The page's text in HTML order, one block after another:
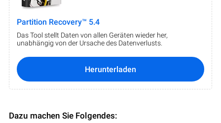
Partition Recovery™ 5.4
Das Tool stellt Daten von allen Geräten wieder her,
unabhängig von der Ursache des Datenverlusts.
Herunterladen
Dazu machen Sie Folgendes: